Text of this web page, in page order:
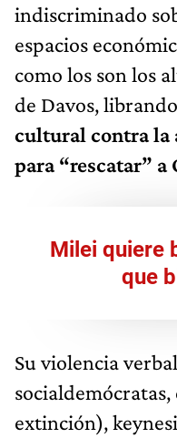
indiscriminado
espacios
como los son los
de Davos, librando
cultural contra la
para “rescatar” a
Milei quiere
que
Su violencia
extinción),